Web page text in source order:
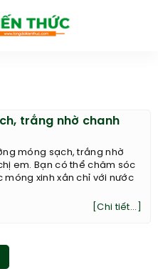
trắng nhờ chanh
móng sạch, trắng nhờ
em. Bạn có thể chăm sóc
móng xinh xắn chỉ với nước
[Chi tiết...]